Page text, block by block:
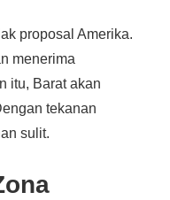
proposal Amerika.
menerima
itu, Barat akan
tekanan
sulit.